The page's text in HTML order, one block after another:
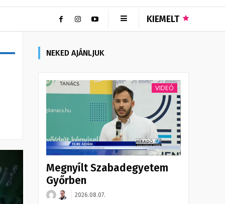
KIEMELT
NEKED AJÁNLJUK
VIDEÓ
Megnyílt Szabadegyetem
Győrben
2026.08.07.